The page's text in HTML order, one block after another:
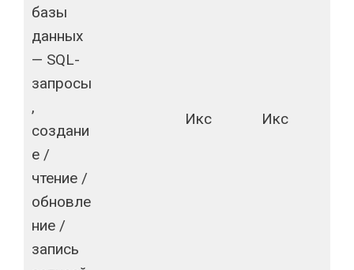
базы
данных
— SQL-
запросы
,
создани
е /
чтение /
обновле
ние /
запись
Икс Икс